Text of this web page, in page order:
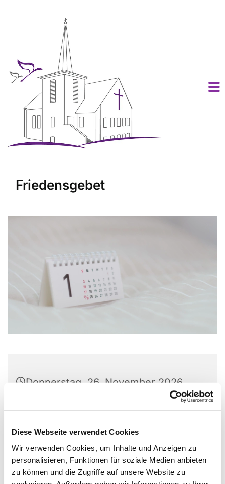
Diese Webseite verwendet Cookies
Wir verwenden Cookies, um Inhalte und Anzeigen zu
personalisieren, Funktionen für soziale Medien anbieten
zu können und die Zugriffe auf unsere Website zu
Friedensgebet
Donnerstag, 26. November 2026,
Ökumenisches Team